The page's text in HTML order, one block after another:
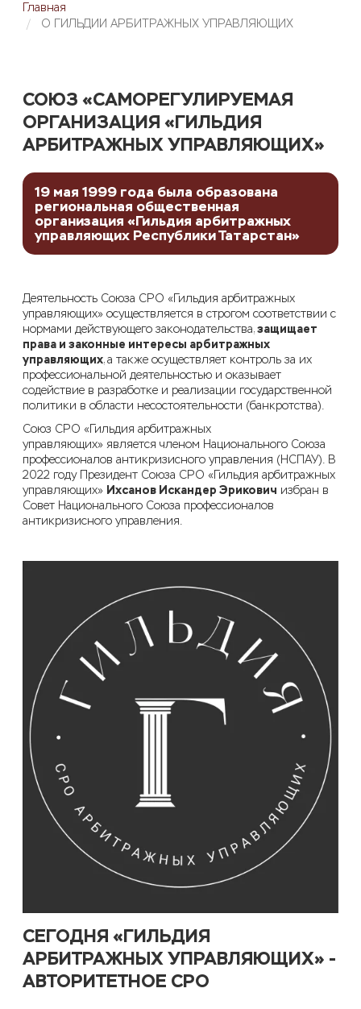
Главная
О ГИЛЬДИИ АРБИТРАЖНЫХ УПРАВЛЯЮЩИХ
СОЮЗ «САМОРЕГУЛИРУЕМАЯ
ОРГАНИЗАЦИЯ «ГИЛЬДИЯ
АРБИТРАЖНЫХ УПРАВЛЯЮЩИХ»
19 мая 1999 года была образована
региональная общественная
организация «Гильдия арбитражных
управляющих Республики Татарстан»
Деятельность Союза СРО«Гильдия арбитражных
управляющих» осуществляется в строгом соответствии с
нормами действующего законодательства,защищает
права и законные интересы арбитражных
управляющих, а также осуществляет контроль за их
профессиональной деятельностью иоказывает
содействие в разработке и реализации государственной
политики в области несостоятельности (банкротства).
Cоюз СРО«Гильдия арбитражных
управляющих» является членом Национального Союза
профессионалов антикризисного управления (НСПАУ). В
2022 году Президент Союза СРО«Гильдия арбитражных
управляющих» Ихсанов Искандер Эрикович избран в
Совет Национального Союза профессионалов
антикризисного управления.
СЕГОДНЯ «ГИЛЬДИЯ
АРБИТРАЖНЫХ УПРАВЛЯЮЩИХ» -
АВТОРИТЕТНОЕ СРО